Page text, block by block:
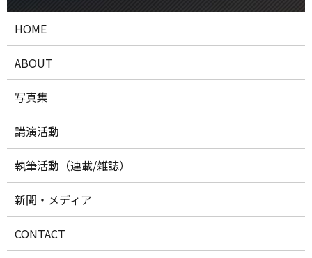
HOME
ABOUT
写真集
講演活動
執筆活動（連載/雑誌）
新聞・メディア
CONTACT